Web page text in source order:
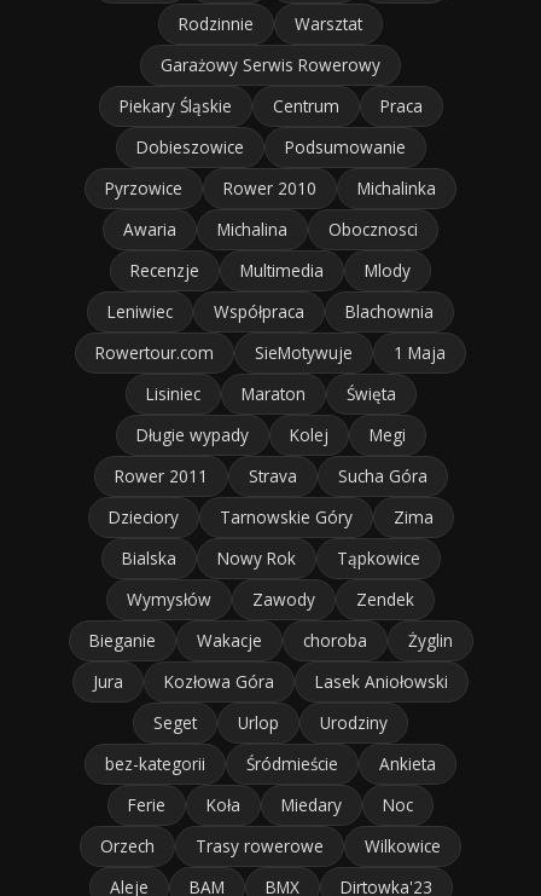
Rodzinnie
Warsztat
Garażowy Serwis Rowerowy
Piekary Śląskie
Centrum
Praca
Dobieszowice
Podsumowanie
Pyrzowice
Rower 2010
Michalinka
Awaria
Michalina
Obocznosci
Recenzje
Multimedia
Mlody
Leniwiec
Współpraca
Blachownia
Rowertour.com
SieMotywuje
1 Maja
Lisiniec
Maraton
Święta
Długie wypady
Kolej
Megi
Rower 2011
Strava
Sucha Góra
Dzieciory
Tarnowskie Góry
Zima
Bialska
Nowy Rok
Tąpkowice
Wymysłów
Zawody
Zendek
Bieganie
Wakacje choroba
Żyglin
Jura
Kozłowa Góra
Lasek Aniołowski
Seget
Urlop
Urodziny
bez-kategorii
Śródmieście
Ankieta
Ferie
Koła Miedary
Noc
Orzech
Trasy rowerowe
Wilkowice
Aleje
BAM BMX
Dirtowka'23